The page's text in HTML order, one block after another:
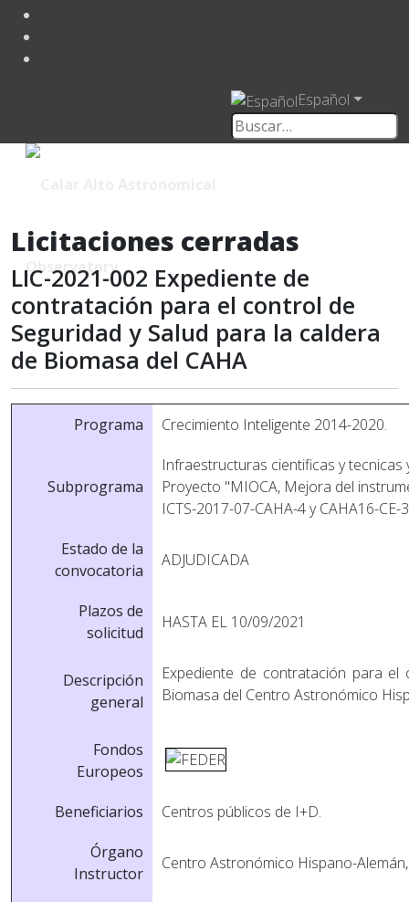
Español
Licitaciones cerradas
LIC-2021-002 Expediente de
contratación para el control de
Seguridad y Salud para la caldera
de Biomasa del CAHA
Programa Crecimiento Inteligente 2014-2020.
Subprograma
Infraestructuras cientificas y tecnicas
Proyecto "MIOCA, Mejora del
ICTS-2017-07-CAHA-4 y CAHA16-CE-
Estado de la
convocatoria
ADJUDICADA
Plazos de
solicitud
HASTA EL 10/09/2021
Descripción
general
Expediente de contratación para
Biomasa del Centro Astronómico
Fondos
Europeos
Beneficiarios
Centros públicos de I+D.
Órgano
Instructor
Centro Astronómico Hispano-